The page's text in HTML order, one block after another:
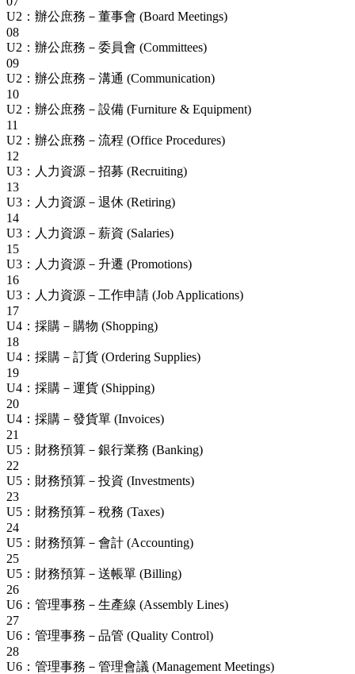
U2：辦公庶務－董事會 (Board Meetings)
08
U2：辦公庶務－委員會 (Committees)
09
U2：辦公庶務－溝通 (Communication)
10
U2：辦公庶務－設備 (Furniture & Equipment)
11
U2：辦公庶務－流程 (Office Procedures)
12
U3：人力資源－招募 (Recruiting)
13
U3：人力資源－退休 (Retiring)
14
U3：人力資源－薪資 (Salaries)
15
U3：人力資源－升遷 (Promotions)
16
U3：人力資源－工作申請 (Job Applications)
17
U4：採購－購物 (Shopping)
18
U4：採購－訂貨 (Ordering Supplies)
19
U4：採購－運貨 (Shipping)
20
U4：採購－發貨單 (Invoices)
21
U5：財務預算－銀行業務 (Banking)
22
U5：財務預算－投資 (Investments)
23
U5：財務預算－稅務 (Taxes)
24
U5：財務預算－會計 (Accounting)
25
U5：財務預算－送帳單 (Billing)
26
U6：管理事務－生產線 (Assembly Lines)
27
U6：管理事務－品管 (Quality Control)
28
U6：管理事務－管理會議 (Management Meetings)